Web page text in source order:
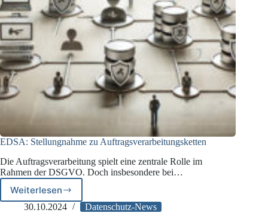
EDSA: Stellungnahme zu Auftragsverarbeitungsketten
Die Auftragsverarbeitung spielt eine zentrale Rolle im
Rahmen der DSGVO. Doch insbesondere bei…
Weiterlesen
EDSA:
Stellungnahme
30.10.2024 Datenschutz-News